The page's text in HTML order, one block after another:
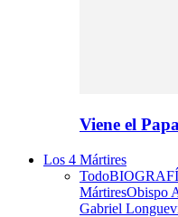
Viene el
Los 4 Mártires
Todo
MártiresObispo
Gabriel